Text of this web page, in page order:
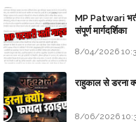
MP Patwari
संपूर्ण मार्गदर्शिका
8/04/2026
राहुकाल से डरना
8/06/2026